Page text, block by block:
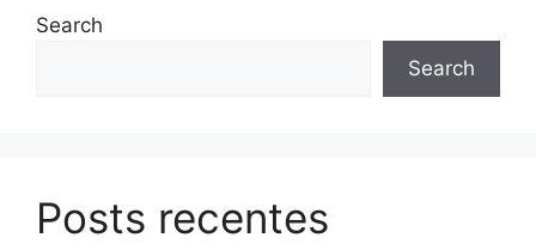
Search
Search
Posts recentes